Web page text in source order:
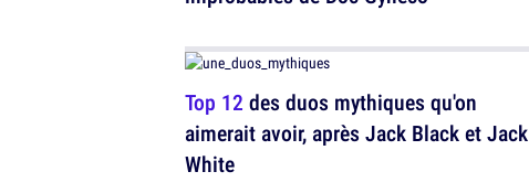
Top 12 des duos mythiques qu'on
aimerait avoir, après Jack Black et Jack
White